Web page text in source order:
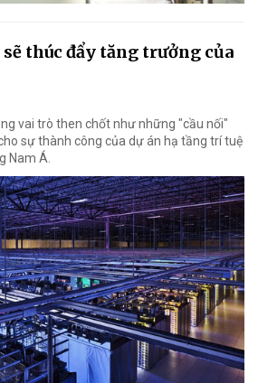
sẽ thúc đẩy tăng trưởng của
vai trò then chốt như những "cầu nối"
sự thành công của dự án hạ tầng trí tuệ
Nam Á.